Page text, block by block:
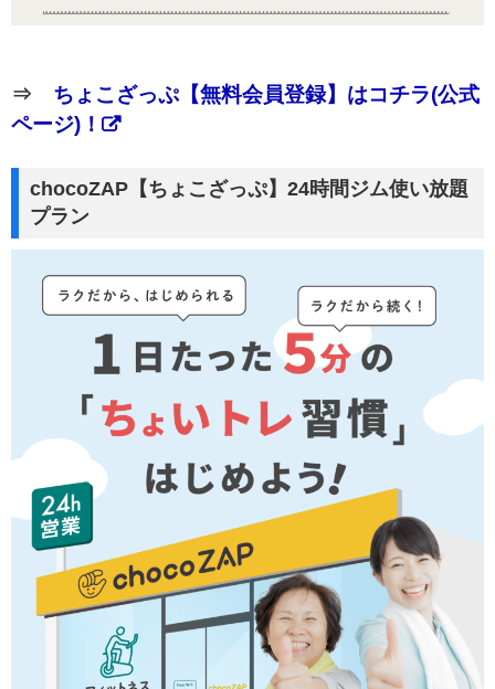
⇒ ちょこざっぷ【無料会員登録】はコチラ(公式
ページ)！
chocoZAP【ちょこざっぷ】24時間ジム使い放題
プラン